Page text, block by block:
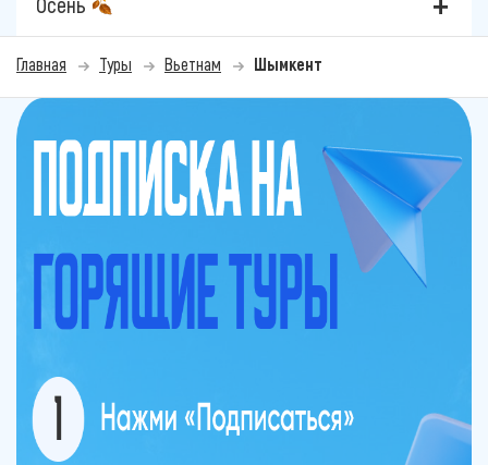
Главная Туры Вьетнам Шымкент